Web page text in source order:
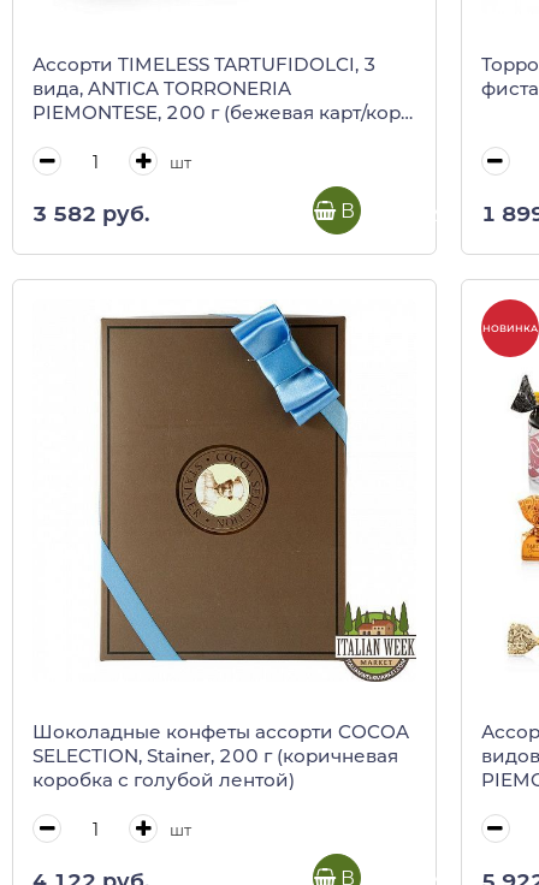
Ассорти TIMELESS TARTUFIDOLCI, 3
вида, ANTICA TORRONERIA
PIEMONTESE, 200 г (бежевая карт/кор
шт
3 582 руб. В корзину 1
Шоколадные конфеты ассорти COCOA
SELECTION, Stainer, 200 г (коричневая
коробка с голубой лентой)
шт
В корзину
НОВИНКА